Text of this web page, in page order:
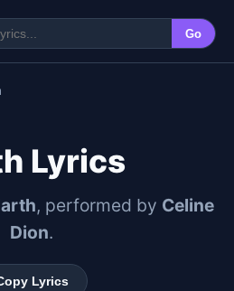
Go
Lyrics
, performed by Celine
Dion.
Lyrics